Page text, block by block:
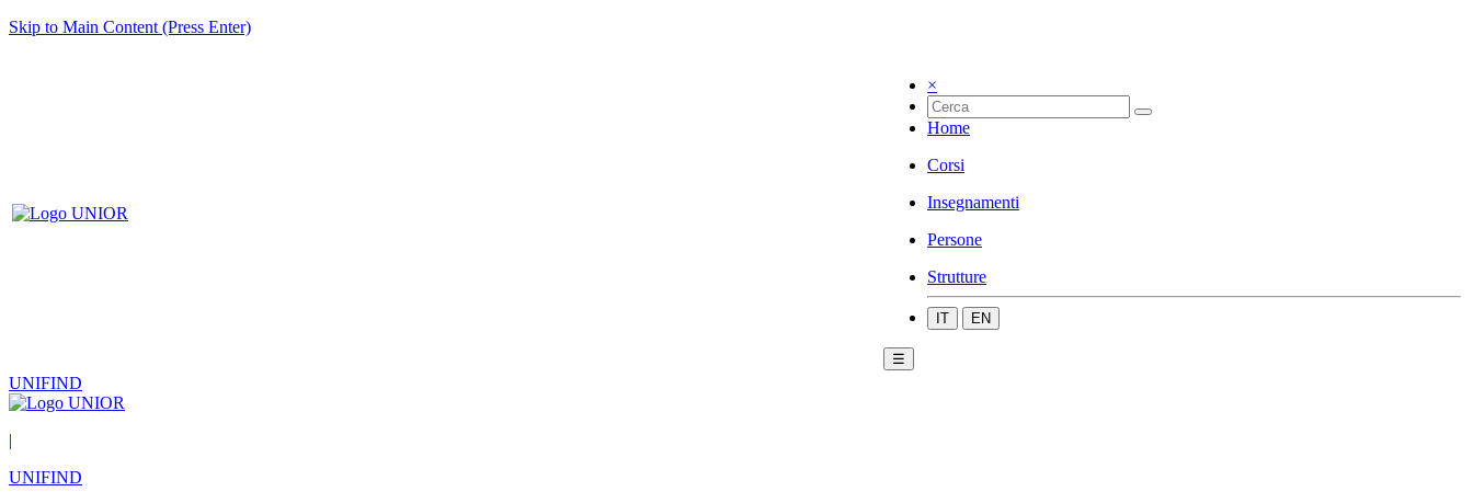
Skip to Main Content (Press Enter)
×
Home
Corsi
Insegnamenti
Persone
Strutture
IT EN
☰
UNIFIND
|
UNIFIND